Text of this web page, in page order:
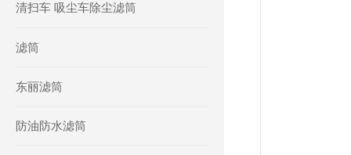
清扫车 吸尘车除尘滤筒
滤筒
东丽滤筒
防油防水滤筒